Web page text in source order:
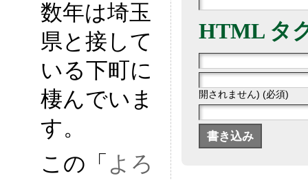
数年は埼玉
県と接して
いる下町に
棲んでいま
す。
この「 よろ
HTML タ
開されません) (必須)